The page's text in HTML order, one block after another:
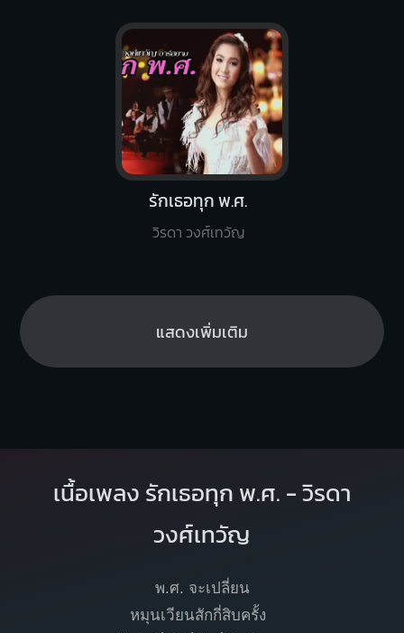
รักเธอทุก พ.ศ.
วิรดา วงศ์เทวัญ
แสดงเพิ่มเติม
เนื้อเพลง รักเธอทุก พ.ศ. - วิรดา
วงศ์เทวัญ
พ.ศ. จะเปลี่ยน
หมุนเวียนสักกี่สิบครั้ง